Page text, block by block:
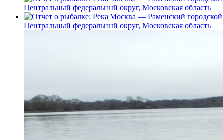
Центральный федеральный округ, Московская область
Центральный федеральный округ, Московская область